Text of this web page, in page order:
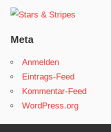
Meta
Anmelden
Eintrags-Feed
Kommentar-Feed
WordPress.org